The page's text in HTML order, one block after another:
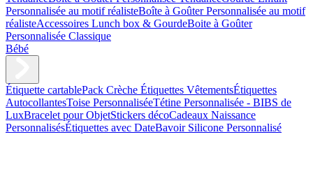
Personnalisée au motif réalisteBoîte à Goûter Personnalisée au motif
réalisteAccessoires Lunch box & GourdeBoite à Goûter
Personnalisée Classique
Bébé
Étiquette cartablePack Crèche Étiquettes VêtementsÉtiquettes
AutocollantesToise PersonnaliséeTétine Personnalisée - BIBS de
LuxBracelet pour ObjetStickers décoCadeaux Naissance
PersonnalisésÉtiquettes avec DateBavoir Silicone Personnalisé